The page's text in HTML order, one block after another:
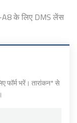
A8 के लिए DMS लेंस
फॉर्म भरें। तारांकन* से